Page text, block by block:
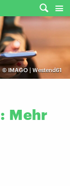
© IMAGO | Westend61
Mehr